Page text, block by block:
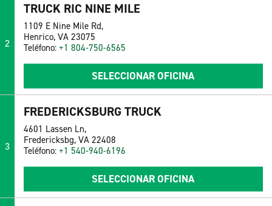
2
TRUCK RIC NINE MILE
1109 E Nine Mile Rd,
Henrico, VA 23075
Teléfono: +1 804-750-6565
SELECCIONAR OFICINA
3
FREDERICKSBURG TRUCK
4601 Lassen Ln,
Fredericksbg, VA 22408
Teléfono: +1 540-940-6196
SELECCIONAR OFICINA